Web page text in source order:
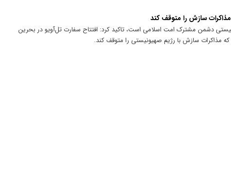
سازش را متوقف کند
دشمن مشترک امت اسلامی است، تاکید کرد: افتتاح سفارت تل‌آویو در بحرین
مذاکرات سازش با رژیم صهیونیستی را متوقف کند.